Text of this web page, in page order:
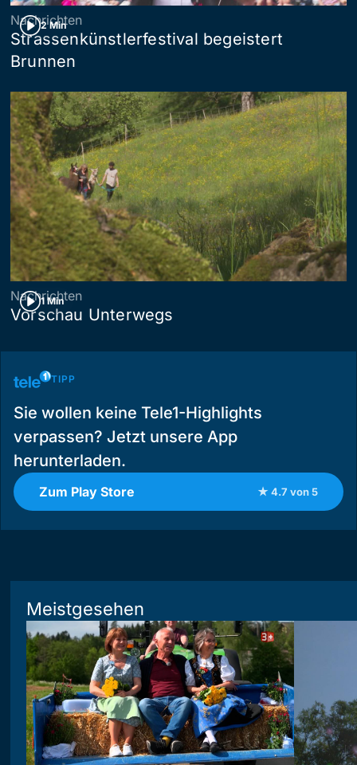
2 Min
Nachrichten
Strassenkünstlerfestival begeistert
Brunnen
1 Min
Nachrichten
Vorschau Unterwegs
TIPP
Sie wollen keine Tele1-Highlights
verpassen? Jetzt unsere App
herunterladen.
Zum Play Store ★ 4.7 von 5
Meistgesehen